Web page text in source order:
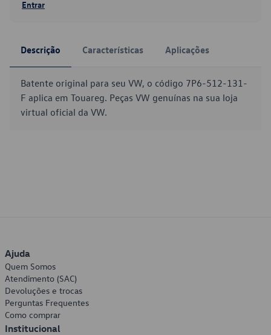
Entrar
Descrição Características Aplicações
Batente original para seu VW, o código 7P6-512-131-
F aplica em Touareg. Peças VW genuínas na sua loja
virtual oficial da VW.
Ajuda
Quem Somos
Atendimento (SAC)
Devoluções e trocas
Perguntas Frequentes
Como comprar
Institucional